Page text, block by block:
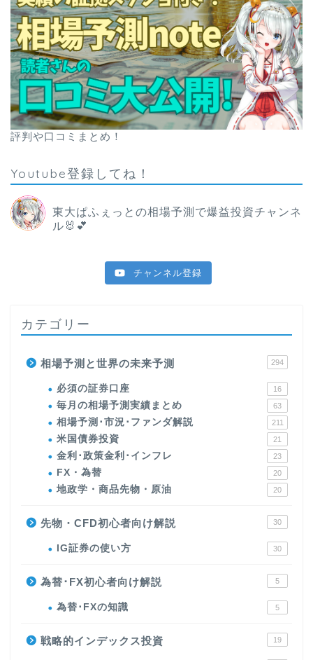
評判や口コミまとめ！
Youtube登録してね！
東大ぱふぇっとの相場予測で爆益投資チャンネ
ル🐰💕
チャンネル登録
カテゴリー
相場予測と世界の未来予測 294
必須の証券口座 16
毎月の相場予測実績まとめ 63
相場予測･市況･ファンダ解説 211
米国債券投資 21
金利･政策金利･インフレ 23
FX・為替 20
地政学・商品先物・原油 20
先物・CFD初心者向け解説 30
IG証券の使い方 30
為替･FX初心者向け解説 5
為替･FXの知識 5
戦略的インデックス投資 19